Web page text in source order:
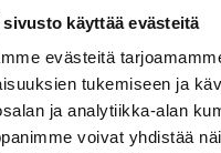
sivusto käyttää evästeitä
evästeitä
tukemiseen ja
ja analytiikka-alan
voivat yhdistää
tuotteisiin
sopivin
avulla. Tee